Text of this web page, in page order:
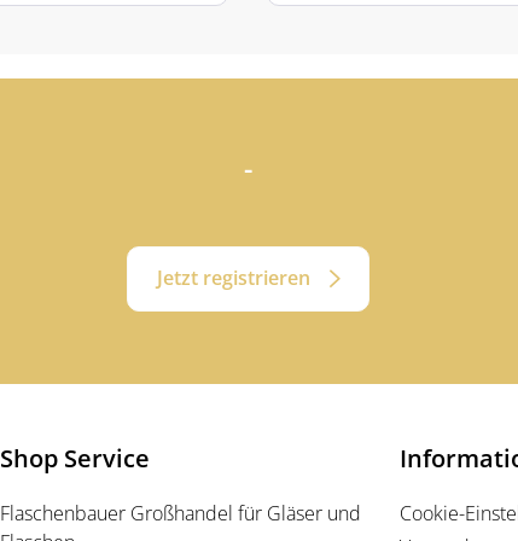
-
Jetzt registrieren
Shop Service
Flaschenbauer Großhandel für Gläser und
Cookie-